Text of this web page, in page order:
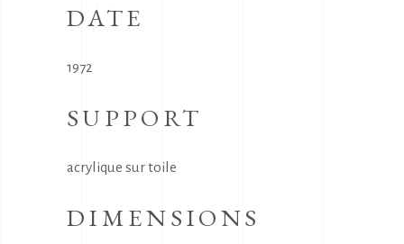
DATE
1972
SUPPORT
acrylique sur toile
DIMENSIONS